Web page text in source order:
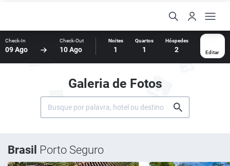
Check-In
09 Ago
Check-Out
10 Ago
Noites
1
Quartos
1
Hóspedes
2 Editar
Galeria de Fotos
Brasil Porto Seguro